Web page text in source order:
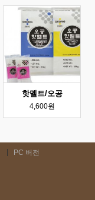
핫멜트/오공
4,600원
PC 버전